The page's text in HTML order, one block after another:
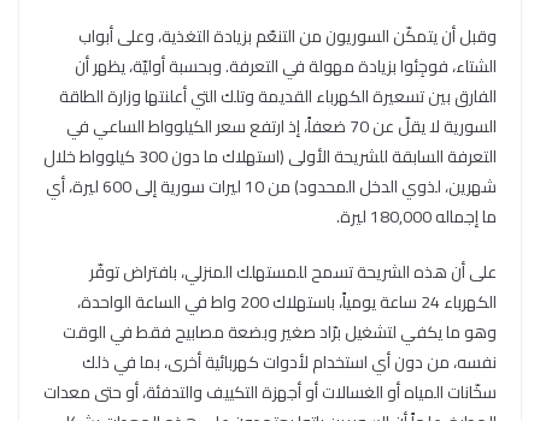
وقبل أن يتمكّن السوريون من التنعّم بزيادة التغذية، وعلى أبواب
الشتاء، فوجِئوا بزيادة مهولة في التعرفة. وبحسبة أوليّة، يظهر أن
الفارق بين تسعيرة الكهرباء القديمة وتلك التي أعلنتها وزارة الطاقة
السورية لا يقلّ عن 70 ضعفاً، إذ ارتفع سعر الكيلوواط الساعي في
التعرفة السابقة للشريحة الأولى (استهلاك ما دون 300 كيلوواط خلال
شهرين، لذوي الدخل المحدود) من 10 ليرات سورية إلى 600 ليرة، أي
ما إجماله 180,000 ليرة.
على أن هذه الشريحة تسمح للمستهلك المنزلي، بافتراض توفّر
الكهرباء 24 ساعة يومياً، باستهلاك 200 واط في الساعة الواحدة،
وهو ما يكفي لتشغيل برّاد صغير وبضعة مصابيح فقط في الوقت
نفسه، من دون أي استخدام لأدوات كهربائية أخرى، بما في ذلك
سخّانات المياه أو الغسالات أو أجهزة التكييف والتدفئة، أو حتى معدات